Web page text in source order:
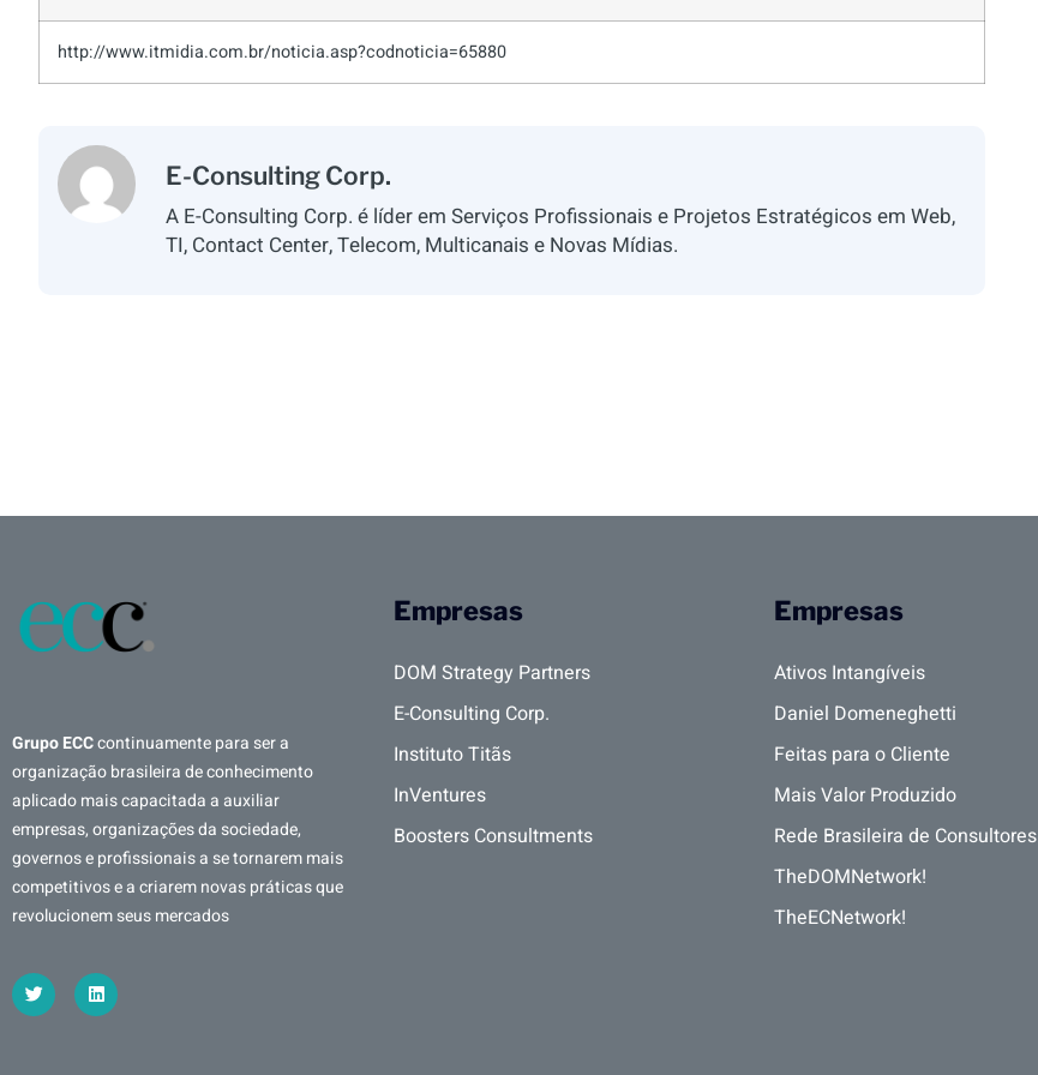
http://www.itmidia.com.br/noticia.asp?codnoticia=65880
E-Consulting Corp.
A E-Consulting Corp. é líder em Serviços Profissionais e Projetos Estratégicos em Web,
TI, Contact Center, Telecom, Multicanais e Novas Mídias.
Grupo ECCcontinuamente para ser a
organização brasileira de conhecimento
aplicado mais capacitada a auxiliar
empresas, organizações da sociedade,
governos e profissionais a se tornarem mais
competitivos e a criarem novas práticas que
revolucionem seus mercados
Empresas
DOM Strategy Partners
E-Consulting Corp.
Instituto Titãs
InVentures
Boosters Consultments
Empresas
Ativos Intangíveis
Daniel Domeneghetti
Feitas para o Cliente
Mais Valor Produzido
Rede Brasileira de Consultores
TheDOMNetwork!
TheECNetwork!